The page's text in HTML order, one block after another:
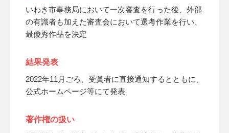
いわき市事務局において一次審査を行った後、外部
の有識者も加えた審査会において選考作業を行い、
最優秀作品を決定
結果発表
2022年11月ごろ、受賞者に直接通知するとともに、
公式ホームページ等にて発表
著作権の扱い